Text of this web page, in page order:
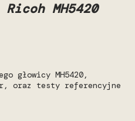
Ricoh MH5420
głowicy MH5420,
oraz testy referencyjne